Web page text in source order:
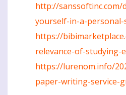
http://
yourself-in-a-
https://
relevance-of-studying-
https://lurenom.info/
paper-writing-service-